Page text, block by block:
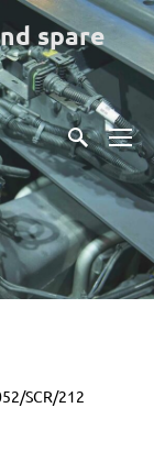
spare
SCR/212